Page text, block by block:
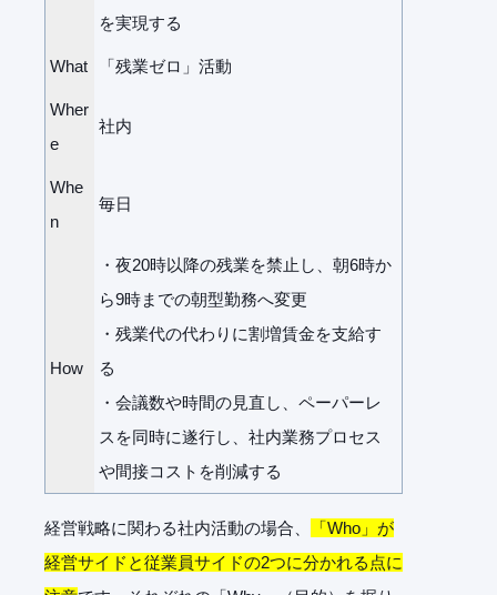
を実現する
What 「残業ゼロ」活動
Wher
e
社内
Whe
n
毎日
How
・夜20時以降の残業を禁止し、朝6時か
ら9時までの朝型勤務へ変更
・残業代の代わりに割増賃金を支給す
る
・会議数や時間の見直し、ペーパーレ
スを同時に遂行し、社内業務プロセス
や間接コストを削減する
経営戦略に関わる社内活動の場合、
「Who」が
経営サイドと従業員サイドの2つに分かれる点に